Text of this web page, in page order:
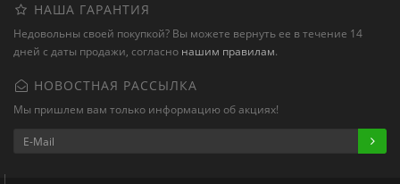
НАША ГАРАНТИЯ
Недовольны своей покупкой? Вы можете вернуть ее в течение 14
дней с даты продажи, согласно нашим правилам.
НОВОСТНАЯ РАССЫЛКА
Мы пришлем вам только информацию об акциях!